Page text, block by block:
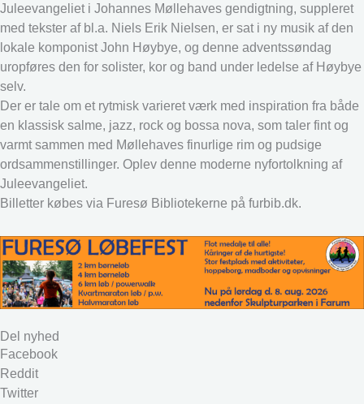
Juleevangeliet i Johannes Møllehaves gendigtning, suppleret
med tekster af bl.a. Niels Erik Nielsen, er sat i ny musik af den
lokale komponist John Høybye, og denne adventssøndag
uropføres den for solister, kor og band under ledelse af Høybye
selv.
Der er tale om et rytmisk varieret værk med inspiration fra både
en klassisk salme, jazz, rock og bossa nova, som taler fint og
varmt sammen med Møllehaves finurlige rim og pudsige
ordsammenstillinger. Oplev denne moderne nyfortolkning af
Juleevangeliet.
Billetter købes via Furesø Bibliotekerne på furbib.dk.
Del nyhed
Facebook
Reddit
Twitter